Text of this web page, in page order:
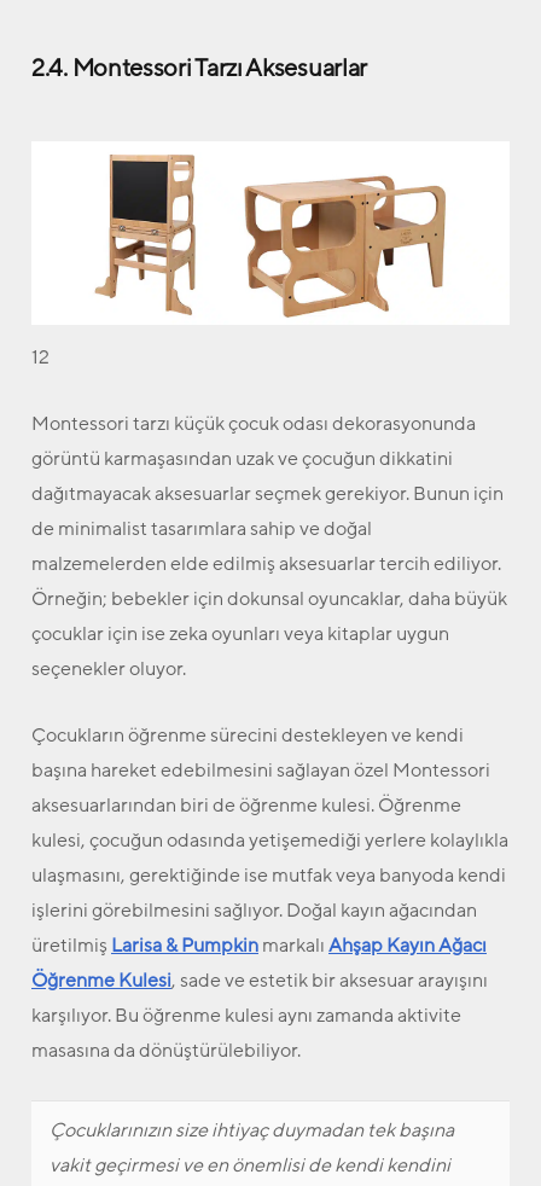
2.4. Montessori Tarzı Aksesuarlar
12
Montessori tarzı küçük çocuk odası dekorasyonunda
görüntü karmaşasından uzak ve çocuğun dikkatini
dağıtmayacak aksesuarlar seçmek gerekiyor. Bunun için
de minimalist tasarımlara sahip ve doğal
malzemelerden elde edilmiş aksesuarlar tercih ediliyor.
Örneğin; bebekler için dokunsal oyuncaklar, daha büyük
çocuklar için ise zeka oyunları veya kitaplar uygun
seçenekler oluyor.
Çocukların öğrenme sürecini destekleyen ve kendi
başına hareket edebilmesini sağlayan özel Montessori
aksesuarlarından biri de öğrenme kulesi. Öğrenme
kulesi, çocuğun odasında yetişemediği yerlere kolaylıkla
ulaşmasını, gerektiğinde ise mutfak veya banyoda kendi
işlerini görebilmesini sağlıyor. Doğal kayın ağacından
üretilmiş Larisa & PumpkinmarkalıAhşap Kayın Ağacı
Öğrenme Kulesi, sade ve estetik bir aksesuar arayışını
karşılıyor. Bu öğrenme kulesi aynı zamanda aktivite
masasına da dönüştürülebiliyor.
Çocuklarınızın size ihtiyaç duymadan tek başına
vakit geçirmesi ve en önemlisi de kendi kendini